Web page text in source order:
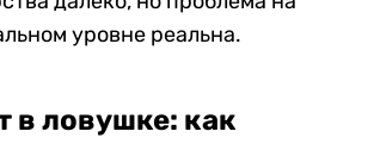
уровне реальна.
в ловушке: как